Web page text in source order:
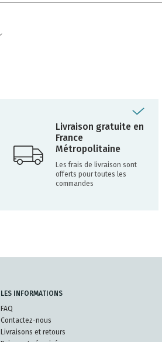
Livraison gratuite en
France
Métropolitaine
Les frais de livraison sont
offerts pour toutes les
commandes
LES INFORMATIONS
FAQ
Contactez-nous
Livraisons et retours